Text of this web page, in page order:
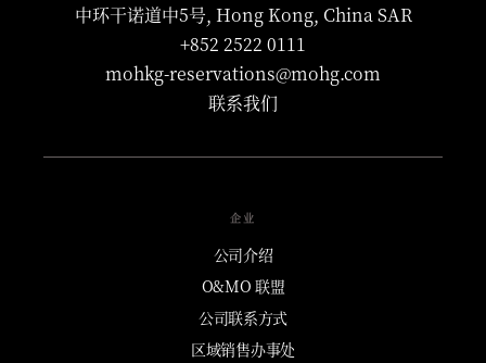
中环干诺道中5号, Hong Kong, China SAR
+852 2522 0111
mohkg-reservations@mohg.com
联系我们
企业
公司介绍
O&MO 联盟
公司联系方式
区域销售办事处